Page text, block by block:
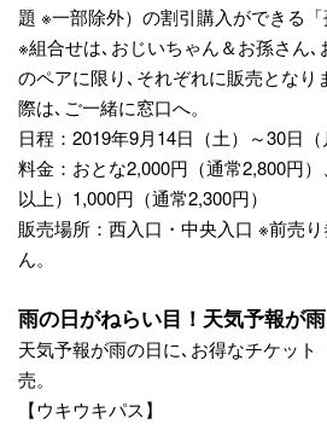
題 ※一部除外）の割引購入ができる「
※組合せは､おじいちゃん＆お孫さん
のペアに限り､それぞれに販売となり
際は､ご一緒に窓口へ。
日程：2019年9月14日（土）～30日（
料金：おとな2,000円（通常2,800円
以上）1,000円（通常2,300円）
販売場所：西入口・中央入口 ※前売
ん。
雨の日がねらい目！天気予報が
天気予報が雨の日に､お得なチケット
売。
【ウキウキパス】